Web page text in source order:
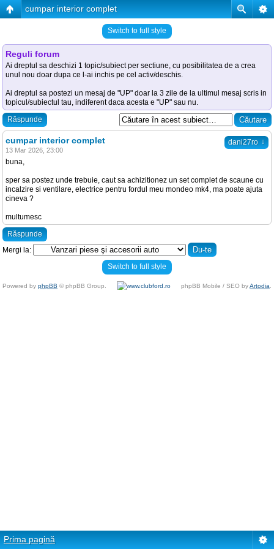
cumpar interior complet
Switch to full style
Reguli forum
Ai dreptul sa deschizi 1 topic/subiect per sectiune, cu posibilitatea de a crea
unul nou doar dupa ce l-ai inchis pe cel activ/deschis.
Ai dreptul sa postezi un mesaj de "UP" doar la 3 zile de la ultimul mesaj scris in
topicul/subiectul tau, indiferent daca acesta e "UP" sau nu.
Răspunde
dani27ro ↓
cumpar interior complet
13 Mar 2026, 23:00
buna,
sper sa postez unde trebuie, caut sa achizitionez un set complet de scaune cu
incalzire si ventilare, electrice pentru fordul meu mondeo mk4, ma poate ajuta
cineva ?
multumesc
Răspunde
Mergi la:
Switch to full style
Powered by phpBB © phpBB Group. phpBB Mobile / SEO byArtodia
Prima pagină